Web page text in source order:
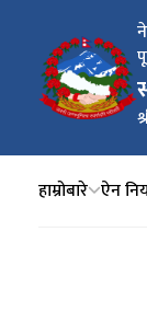
हाम्रोबारे ऐन